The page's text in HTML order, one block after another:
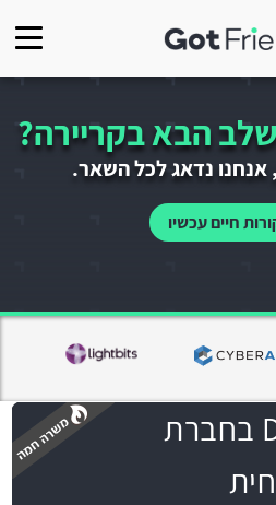
הבא בקריירה?
אנחנו נדאג לכל השאר.
חיים עכשיו
Data Scientist בחברת